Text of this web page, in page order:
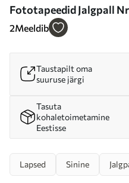
Fototapeedid Jalgpall
2Meeldib
Taustapilt oma
suuruse järgi
Tasuta
kohaletoimetamine
Eestisse
Lapsed Sinine